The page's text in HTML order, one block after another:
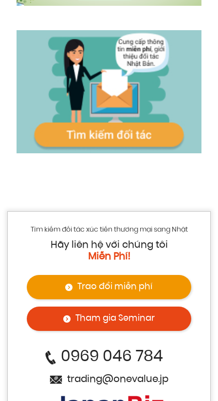
Tìm kiếm đối tác xúc tiến thương mại sang Nhật
Hãy liên hệ với chúng tôi
Miễn Phí!
Trao đổi miễn phí
Tham gia Seminar
0969 046 784
trading@onevalue.jp